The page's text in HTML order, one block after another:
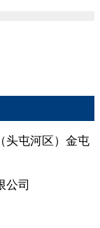
头屯河区）金屯
公司